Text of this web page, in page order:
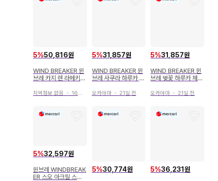
5%50,816원
WIND BREAKER 윈
브레 카지 렌 라메키라
지역정보 없음 ・ 16일 전
5%31,857원
WIND BREAKER 윈
브레 사쿠라 하루카 R
오카야마・ 21일 전
5%31,857원
WIND BREAKER 윈
브레 벚꽃 하루카 체크
오카야마 ・ 21일 전
5%32,597원
윈브레 WINDBREAK
ER 스오 아크릴 스탠
5%30,774원 5%36,231원